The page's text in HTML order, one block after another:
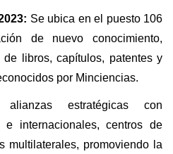
Se ubica en el puesto 106
de nuevo conocimiento,
libros, capítulos, patentes y
por Minciencias.
estratégicas con
e internacionales, centros de
multilaterales, promoviendo la